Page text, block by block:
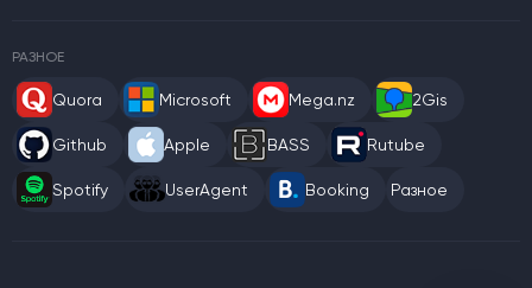
РАЗНОЕ
Quora Microsoft Mega.nz 2Gis
Github Apple BASS Rutube
Spotify UserAgent Booking Разное